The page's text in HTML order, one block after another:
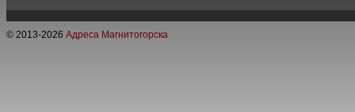
© 2013-2026 Адреса Магнитогорска